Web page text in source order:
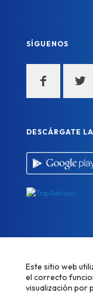
SÍGUENOS
DESCÁRGATE
Este sitio web
el correcto
visualización por